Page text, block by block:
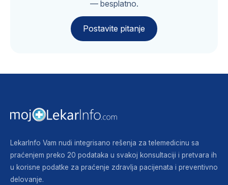
— besplatno.
Postavite pitanje
LekarInfo Vam nudi integrisano rešenja za telemedicinu sa
praćenjem preko 20 podataka u svakoj konsultaciji i pretvara ih
u korisne podatke za praćenje zdravlja pacijenata i preventivno
delovanje.